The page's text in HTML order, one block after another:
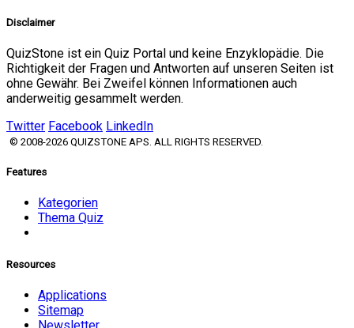
Disclaimer
QuizStone ist ein Quiz Portal und keine Enzyklopädie. Die
Richtigkeit der Fragen und Antworten auf unseren Seiten ist
ohne Gewähr. Bei Zweifel können Informationen auch
anderweitig gesammelt werden.
Twitter Facebook LinkedIn
© 2008-2026 QUIZSTONE APS. ALL RIGHTS RESERVED.
Features
Kategorien
Thema Quiz
Resources
Applications
Sitemap
Newsletter